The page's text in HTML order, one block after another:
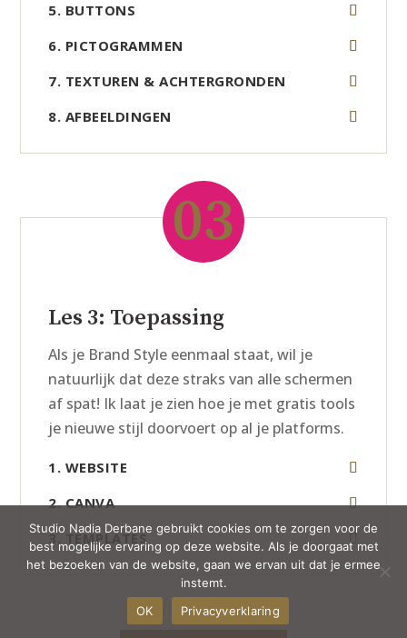
5. BUTTONS
6. PICTOGRAMMEN
7. TEXTUREN & ACHTERGRONDEN
8. AFBEELDINGEN
03
Les 3: Toepassing
Als je Brand Style eenmaal staat, wil je
natuurlijk dat deze straks van alle schermen
af spat! Ik laat je zien hoe je met gratis tools
je nieuwe stijl doorvoert op al je platforms.
1. WEBSITE
2. CANVA
3. TEMPLATES
Studio Nadia Derbane gebruikt cookies om te zorgen voor de
best mogelijke ervaring op deze website. Als je doorgaat met
het bezoeken van de website, gaan we ervan uit dat je ermee
instemt.
OK
Privacyverklaring